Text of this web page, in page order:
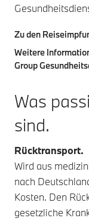
Zu den
Weitere
Group
Was
sind.
Rücktransport.
Wird aus
nach
Kosten. Den
gesetzliche